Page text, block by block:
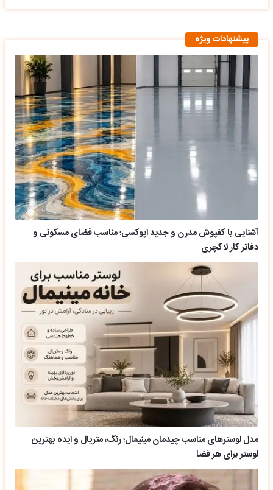
پیشنهادات ویژه
آشنایی با کفپوش مدرن و جدید اپوکسی؛ مناسب فضای مسکونی و
دفاتر کار لاکچری
مدل لوسترهای مناسب چیدمان مینیمال؛ رنگ، متریال و ایده بهترین
لوستر برای هر فضا